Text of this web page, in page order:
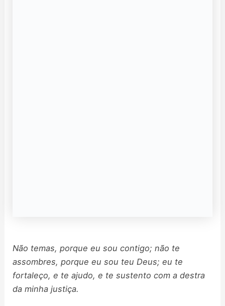
Não temas, porque eu sou contigo; não te
assombres, porque eu sou teu Deus; eu te
fortaleço, e te ajudo, e te sustento com a destra
da minha justiça.